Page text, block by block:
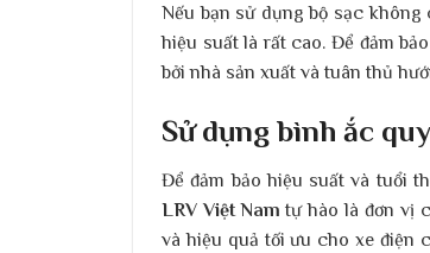
Nếu bạn sử dụng bộ sạc
hiệu suất là rất cao. Để đảm
bởi nhà sản xuất và tuân thủ
Sử dụng bình ắc
Để đảm bảo hiệu suất và tuổi
LRV Việt Nam tự hào là đơn vị
và hiệu quả tối ưu cho xe điện